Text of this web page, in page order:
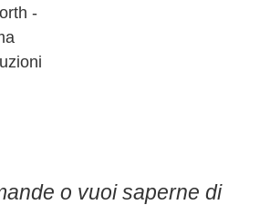
o vuoi saperne di